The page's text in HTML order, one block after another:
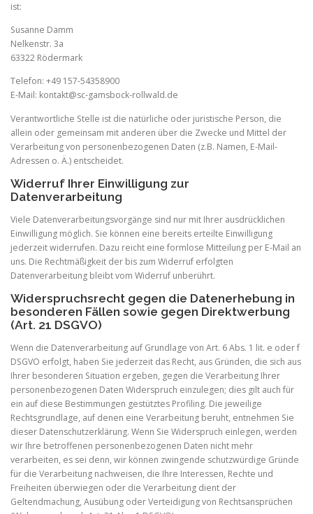
ist:
Susanne Damm
Nelkenstr. 3a
63322 Rödermark
Telefon: +49 157-54358900
E-Mail: kontakt@sc-gamsbock-rollwald.de
Verantwortliche Stelle ist die natürliche oder juristische Person, die
allein oder gemeinsam mit anderen über die Zwecke und Mittel der
Verarbeitung von personenbezogenen Daten (z.B. Namen, E-Mail-
Adressen o. Ä.) entscheidet.
Widerruf Ihrer Einwilligung zur
Datenverarbeitung
Viele Datenverarbeitungsvorgänge sind nur mit Ihrer ausdrücklichen
Einwilligung möglich. Sie können eine bereits erteilte Einwilligung
jederzeit widerrufen. Dazu reicht eine formlose Mitteilung per E-Mail an
uns. Die Rechtmäßigkeit der bis zum Widerruf erfolgten
Datenverarbeitung bleibt vom Widerruf unberührt.
Widerspruchsrecht gegen die Datenerhebung in
besonderen Fällen sowie gegen Direktwerbung
(Art. 21 DSGVO)
Wenn die Datenverarbeitung auf Grundlage von Art. 6 Abs. 1 lit. e oder f
DSGVO erfolgt, haben Sie jederzeit das Recht, aus Gründen, die sich aus
Ihrer besonderen Situation ergeben, gegen die Verarbeitung Ihrer
personenbezogenen Daten Widerspruch einzulegen; dies gilt auch für
ein auf diese Bestimmungen gestütztes Profiling. Die jeweilige
Rechtsgrundlage, auf denen eine Verarbeitung beruht, entnehmen Sie
dieser Datenschutzerklärung. Wenn Sie Widerspruch einlegen, werden
wir Ihre betroffenen personenbezogenen Daten nicht mehr
verarbeiten, es sei denn, wir können zwingende schutzwürdige Gründe
für die Verarbeitung nachweisen, die Ihre Interessen, Rechte und
Freiheiten überwiegen oder die Verarbeitung dient der
Geltendmachung, Ausübung oder Verteidigung von Rechtsansprüchen